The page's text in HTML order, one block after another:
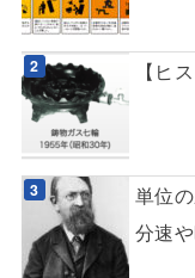
【ヒ
単位
分速